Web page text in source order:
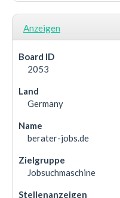
Anzeigen
2053
Germany
berater-jobs.de
Jobsuchmaschine